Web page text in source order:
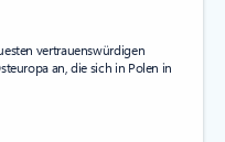
vertrauenswürdigen
an, die sich in Polen in